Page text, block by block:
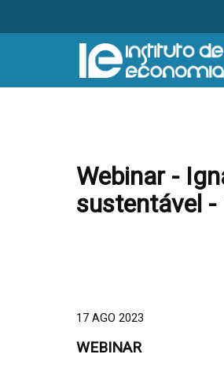
Webinar -
sustentável
17 AGO 2023
WEBINAR